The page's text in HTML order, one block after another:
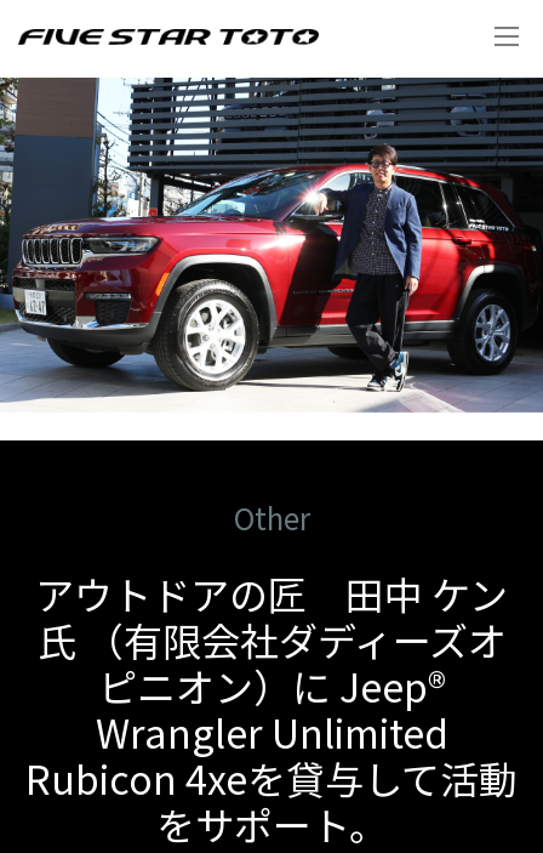
Other
アウトドアの匠 田中 ケン
氏 （有限会社ダディーズオ
ピニオン）に Jeep®
Wrangler Unlimited
Rubicon 4xeを貸与して活動
をサポート。